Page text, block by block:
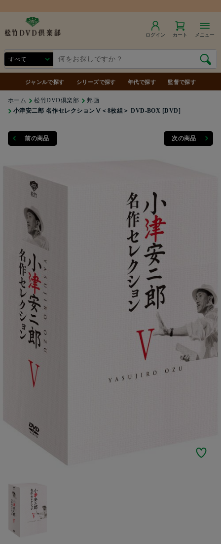
ログイン カート メニュー
ジャンルで探す シリーズで探す 年代で探す 監督で探す
ホーム 松竹DVD倶楽部
邦画
小津安二郎 名作セレクションⅤ＜8枚組＞ DVD-BOX [DVD]
前の商品 次の商品